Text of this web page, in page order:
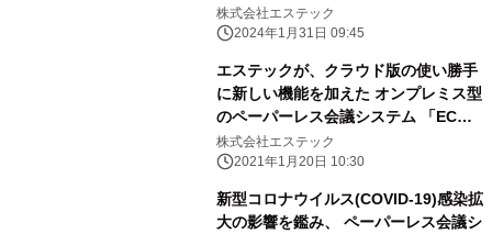
能！
株式会社エステック
2024年1月31日 09:45
エステックが、クラウド版の使い勝手
に新しい機能を加えた オンプレミス型
のペーパーレス会議システム 「ECO
Meeting PRO」を発表
株式会社エステック
2021年1月20日 10:30
新型コロナウイルス(COVID-19)感染拡
大の影響を鑑み、 ペーパーレス会議シ